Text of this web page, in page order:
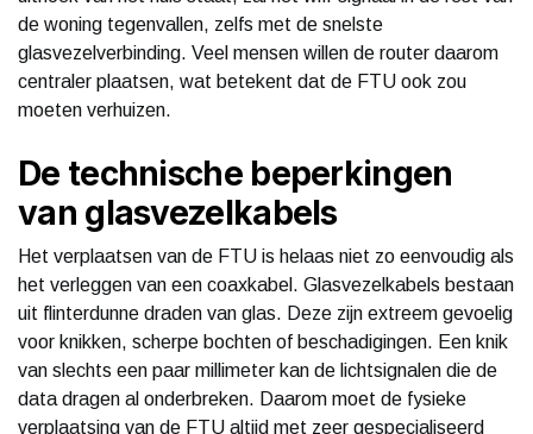
de woning tegenvallen, zelfs met de snelste
glasvezelverbinding. Veel mensen willen de router daarom
centraler plaatsen, wat betekent dat de FTU ook zou
moeten verhuizen.
De technische beperkingen
van glasvezelkabels
Het verplaatsen van de FTU is helaas niet zo eenvoudig als
het verleggen van een coaxkabel. Glasvezelkabels bestaan
uit flinterdunne draden van glas. Deze zijn extreem gevoelig
voor knikken, scherpe bochten of beschadigingen. Een knik
van slechts een paar millimeter kan de lichtsignalen die de
data dragen al onderbreken. Daarom moet de fysieke
verplaatsing van de FTU altijd met zeer gespecialiseerd